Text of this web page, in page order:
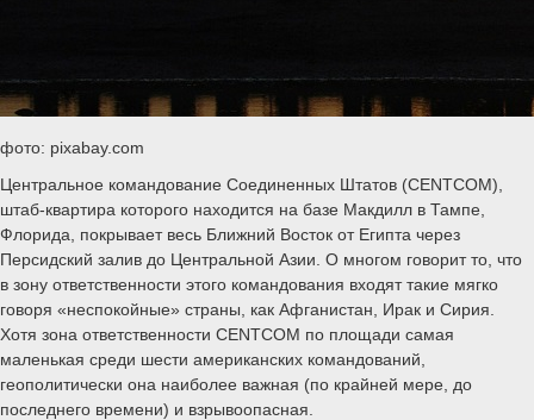
фото: pixabay.com
Центральное командование Соединенных Штатов (CENTCOM),
штаб-квартира которого находится на базе Макдилл в Тампе,
Флорида, покрывает весь Ближний Восток от Египта через
Персидский залив до Центральной Азии. О многом говорит то, что
в зону ответственности этого командования входят такие мягко
говоря «неспокойные» страны, как Афганистан, Ирак и Сирия.
Хотя зона ответственности CENTCOM по площади самая
маленькая среди шести американских командований,
геополитически она наиболее важная (по крайней мере, до
последнего времени) и взрывоопасная.